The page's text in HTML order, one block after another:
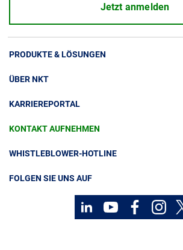
Jetzt anmelden
PRODUKTE & LÖSUNGEN
Hochspannung
Kabelgarnituren
Mittelspannungskabel
Niederspannungskabel
ÜBER NKT
News & Presse
Unsere Geschichte
Investoren
Nachhaltigkeit
KARRIEREPORTAL
KONTAKT AUFNEHMEN
WHISTLEBLOWER-HOTLINE
FOLGEN SIE UNS AUF